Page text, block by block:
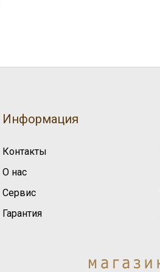
Информация
Контакты
О нас
Сервис
Гарантия